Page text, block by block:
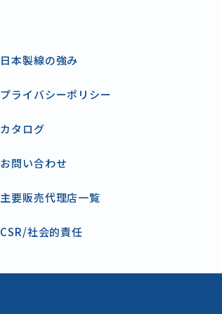
日本製線の強み
プライバシーポリシー
カタログ
お問い合わせ
主要販売代理店一覧
CSR/社会的責任